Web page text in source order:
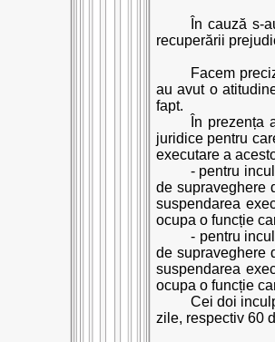
În cauză s-
recuperării
Facem
au avut o
fapt.
În prezența
juridice pentru
executare a
- pentru
de supraveghere
suspendarea
ocupa o funcție
- pentru
de supraveghere
suspendarea
ocupa o funcție
Cei doi
zile, respectiv 60